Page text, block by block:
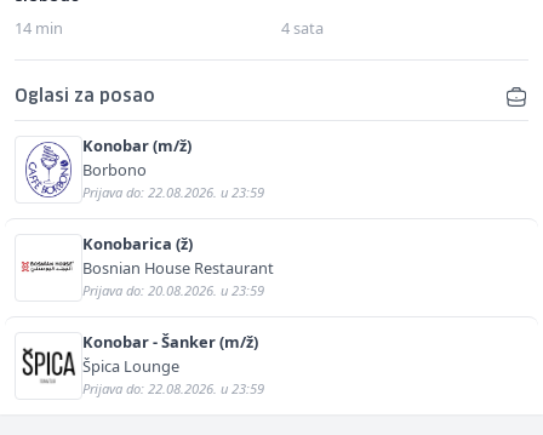
14 min 4 sata
Oglasi za posao
Konobar (m/ž)
Borbono
Prijava do: 22.08.2026. u 23:59
Konobarica (ž)
Bosnian House Restaurant
Prijava do: 20.08.2026. u 23:59
Konobar - Šanker (m/ž)
Špica Lounge
Prijava do: 22.08.2026. u 23:59